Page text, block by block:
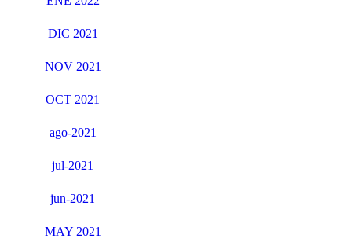
DIC 2021
NOV 2021
OCT 2021
ago-2021
jul-2021
jun-2021
MAY 2021